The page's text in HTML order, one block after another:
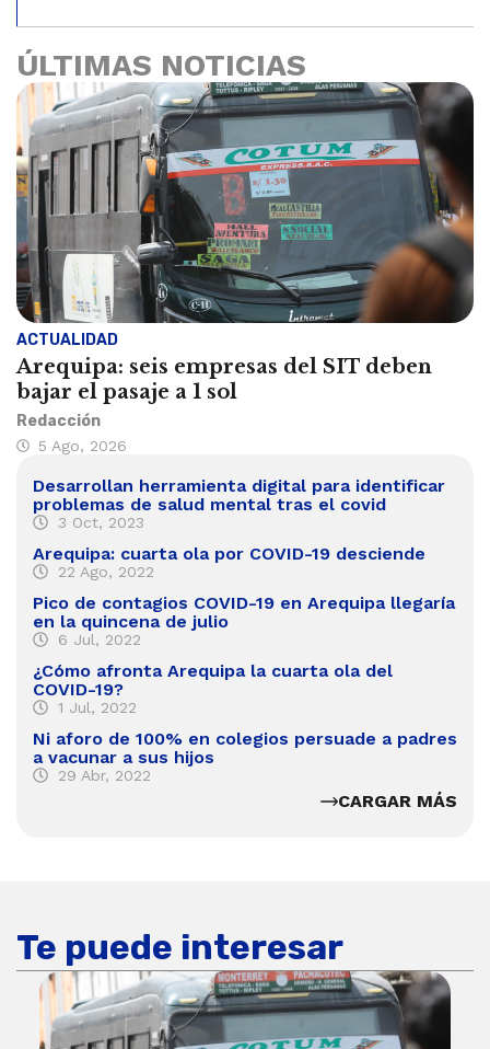
ÚLTIMAS NOTICIAS
ACTUALIDAD
Arequipa: seis empresas del SIT deben
bajar el pasaje a 1 sol
Redacción
5 Ago, 2026
Desarrollan herramienta digital para identificar
problemas de salud mental tras el covid
3 Oct, 2023
Arequipa: cuarta ola por COVID-19 desciende
22 Ago, 2022
Pico de contagios COVID-19 en Arequipa llegaría
en la quincena de julio
6 Jul, 2022
¿Cómo afronta Arequipa la cuarta ola del
COVID-19?
1 Jul, 2022
Ni aforo de 100% en colegios persuade a padres
a vacunar a sus hijos
29 Abr, 2022
CARGAR MÁS
Te puede interesar